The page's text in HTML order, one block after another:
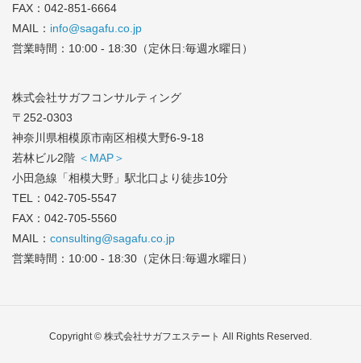
FAX：042-851-6664
MAIL： info@sagafu.co.jp
営業時間：10:00 - 18:30（定休日:毎週水曜日）
株式会社サガフコンサルティング
〒252-0303
神奈川県相模原市南区相模大野6-9-18
若林ビル2階 ＜MAP＞
小田急線「相模大野」駅北口より徒歩10分
TEL： 042-705-5547
FAX：042-705-5560
MAIL： consulting@sagafu.co.jp
営業時間：10:00 - 18:30（定休日:毎週水曜日）
Copyright © 株式会社サガフエステート All Rights Reserved.